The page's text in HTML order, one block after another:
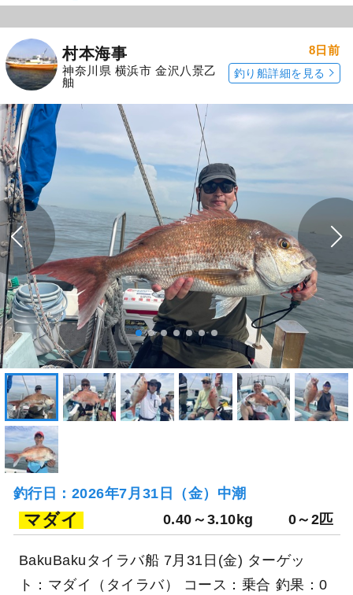
村本海事
神奈川県 横浜市 金沢八景乙
舳
8日前
釣り船詳細を見る
釣行日：2026年7月31日（金）中潮
マダイ 0.40～3.10kg 0～2匹
BakuBakuタイラバ船 7月31日(金) ターゲッ
ト：マダイ（タイラバ） コース：乗合 釣果：0